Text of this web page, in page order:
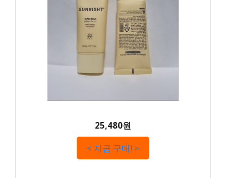
25,480원
< 지금 구매! >